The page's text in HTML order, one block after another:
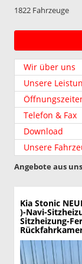
1822 Fahrzeuge
Wir über uns
Unsere
Telefon & Fax
Download
Unsere
Angebote aus
Kia Stonic
)-Navi-
Sitzheizung-